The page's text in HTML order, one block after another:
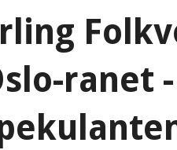
ranet